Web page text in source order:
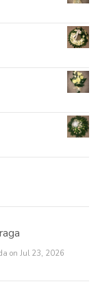
on Jul 23, 2026